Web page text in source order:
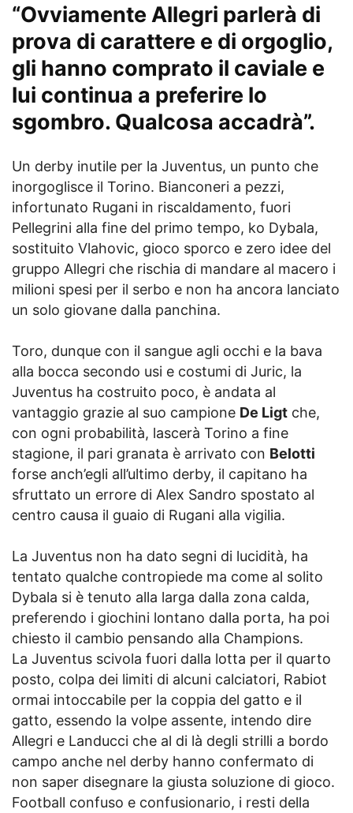
“Ovviamente Allegri parlerà di
prova di carattere e di orgoglio,
gli hanno comprato il caviale e
lui continua a preferire lo
sgombro. Qualcosa accadrà”.
Un derby inutile per la Juventus, un punto che
inorgoglisce il Torino. Bianconeri a pezzi,
infortunato Rugani in riscaldamento, fuori
Pellegrini alla fine del primo tempo, ko Dybala,
sostituito Vlahovic, gioco sporco e zero idee del
gruppo Allegri che rischia di mandare al macero i
milioni spesi per il serbo e non ha ancora lanciato
un solo giovane dalla panchina.
Toro, dunque con il sangue agli occhi e la bava
alla bocca secondo usi e costumi di Juric, la
Juventus ha costruito poco, è andata al
vantaggio grazie al suo campione De Ligt che,
con ogni probabilità, lascerà Torino a fine
stagione, il pari granata è arrivato con Belotti
forse anch’egli all’ultimo derby, il capitano ha
sfruttato un errore di Alex Sandro spostato al
centro causa il guaio di Rugani alla vigilia.
La Juventus non ha dato segni di lucidità, ha
tentato qualche contropiede ma come al solito
Dybala si è tenuto alla larga dalla zona calda,
preferendo i giochini lontano dalla porta, ha poi
chiesto il cambio pensando alla Champions.
La Juventus scivola fuori dalla lotta per il quarto
posto, colpa dei limiti di alcuni calciatori, Rabiot
ormai intoccabile per la coppia del gatto e il
gatto, essendo la volpe assente, intendo dire
Allegri e Landucci che al di là degli strilli a bordo
campo anche nel derby hanno confermato di
non saper disegnare la giusta soluzione di gioco.
Football confuso e confusionario, i resti della